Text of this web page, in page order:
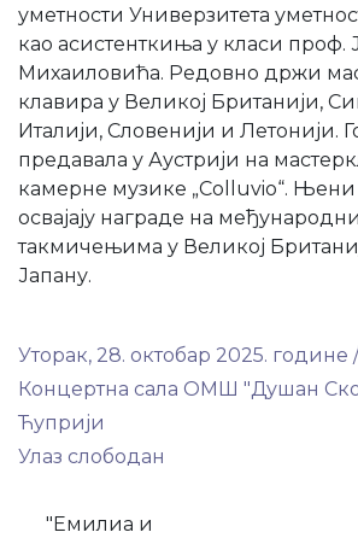
уметности Универзитета
као асистенткиња у класи проф.
Михаиловића. Редовно држи
клавира у Великој Британији,
Италији, Словенији и Летонији.
предавала у Аустрији на
камерне музике „Colluvio“. Њени
освајају награде на
такмичењима у Великој
Јапану.
Уторак, 28. октобар 2025. године
Концертна сала ОМШ "Душан
Ћуприји
Улаз слободан
"Емилиа и